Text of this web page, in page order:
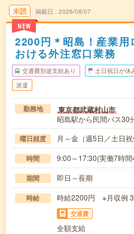
未読
NEW
掲載日 2026/08/07
2200円＊昭島！産業
おける外注窓口業務
交通費別途支給あり 土日祝日が休
派遣
勤務地 東京都武蔵村山市
昭島駅から民間バス30
曜日頻度 月～金（週5日／土日祝
時間 9:00～17:30(実働7時
期間 即日～長期
時給 時給2200円 ※月収例
交通費
全額支給